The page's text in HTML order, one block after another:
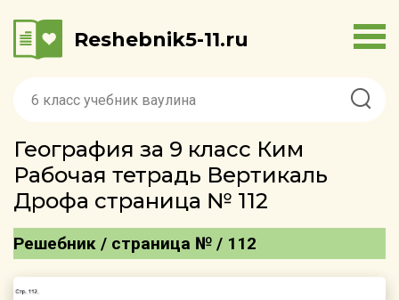
Reshebnik5-11.ru
География за 9 класс Ким
Рабочая тетрадь Вертикаль
Дрофа страница № 112
Решебник / страница № / 112